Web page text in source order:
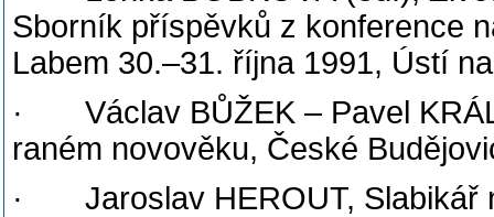
Sborník příspěvků z konference
Labem 30.–31. října 1991, Ústí
· Václav BŮŽEK – Pavel
raném novověku, České
· Jaroslav HEROUT, Slabikář